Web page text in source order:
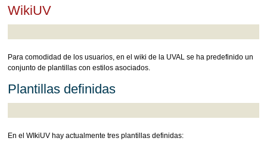
WikiUV
Para comodidad de los usuarios, en el wiki de la UVAL se ha predefinido un
conjunto de plantillas con estilos asociados.
Plantillas definidas
En el WIkiUV hay actualmente tres plantillas definidas: